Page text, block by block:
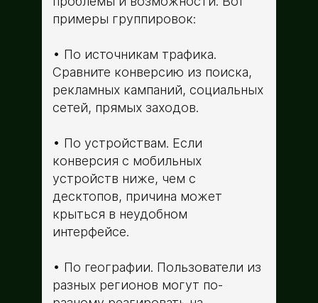
примеры группировок:
По источникам трафика.
Сравните конверсию из поиска,
рекламных кампаний, социальных
сетей, прямых заходов.
По устройствам. Если
конверсия с мобильных
устройств ниже, чем с
десктопов, причина может
крыться в неудобном
интерфейсе.
По географии. Пользователи из
разных регионов могут по-